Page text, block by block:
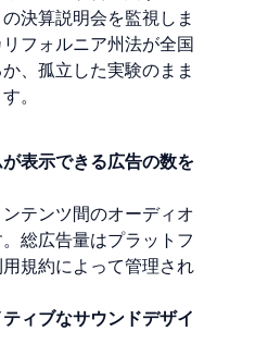
決算説明会を監視しま
フォルニア州法が全国
、孤立した実験のまま
。
表示できる広告の数を
テンツ間のオーディオ
総広告量はプラットフ
規約によって管理され
ィブなサウンドデザイ